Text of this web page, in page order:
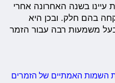
בשנה האחרונה אחרי
בהם חלק. ובכן היא
משמעות רבה עבור הזמר
השמות האמתיים של הזמרים